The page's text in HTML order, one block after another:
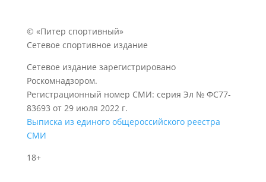
© «Питер спортивный»
Сетевое спортивное издание
Сетевое издание зарегистрировано
Роскомнадзором.
Регистрационный номер СМИ: серия Эл № ФС77-
83693 от 29 июля 2022 г.
Выписка из единого общероссийского реестра
СМИ
18+